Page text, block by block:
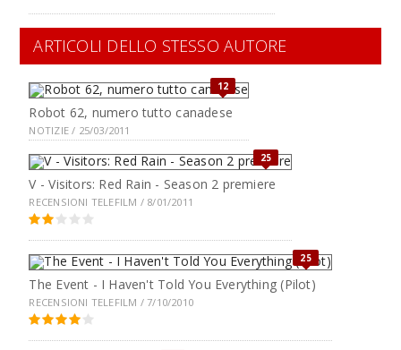
ARTICOLI DELLO STESSO AUTORE
12
Robot 62, numero tutto canadese
NOTIZIE / 25/03/2011
25
V - Visitors: Red Rain - Season 2 premiere
RECENSIONI TELEFILM / 8/01/2011
25
The Event - I Haven't Told You Everything (Pilot)
RECENSIONI TELEFILM / 7/10/2010